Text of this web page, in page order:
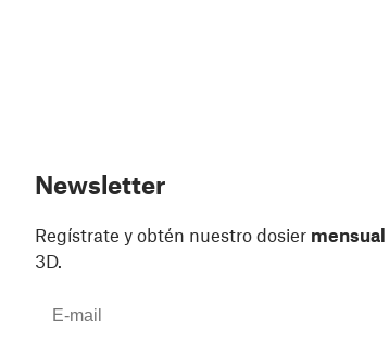
Newsletter
Regístrate y obtén nuestro dosier mensual
3D.